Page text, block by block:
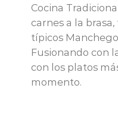
Cocina
carnes a la
típicos
Fusionando con
con los platos
momento.